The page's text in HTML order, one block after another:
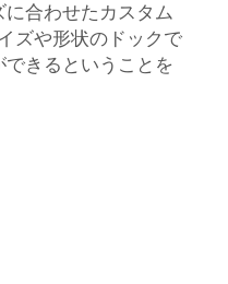
合わせたカスタム
ズや形状のドックで
きるということを